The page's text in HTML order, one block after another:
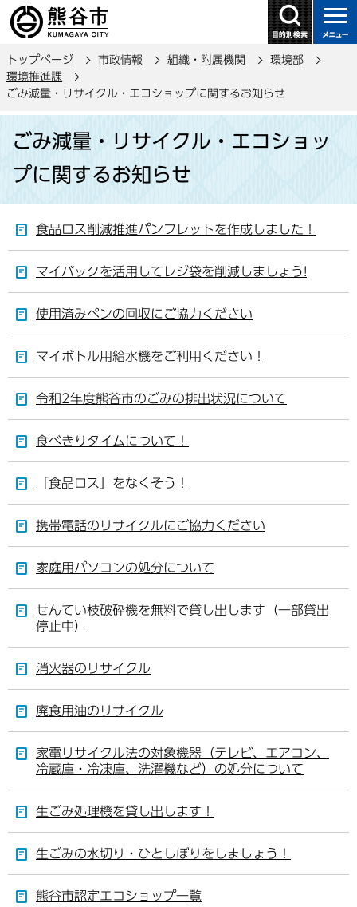
の
ー
ジ
トップページ 市政情報 組織・附属機関
環境部
環境推進課
ごみ減量・リサイクル・エコショップに関するお知らせ
か
ごみ減量・リサイクル・エコショッ
プに関するお知らせ
食品ロス削減推進パンフレットを作成しました！
マイバックを活用してレジ袋を削減しましょう!
使用済みペンの回収にご協力ください
マイボトル用給水機をご利用ください！
令和2年度熊谷市のごみの排出状況について
食べきりタイムについて！
「食品ロス」をなくそう！
携帯電話のリサイクルにご協力ください
家庭用パソコンの処分について
せんてい枝破砕機を無料で貸し出します（一部貸出
停止中）
消火器のリサイクル
廃食用油のリサイクル
家電リサイクル法の対象機器（テレビ、エアコン、
冷蔵庫・冷凍庫、洗濯機など）の処分について
生ごみ処理機を貸し出します！
生ごみの水切り・ひとしぼりをしましょう！
熊谷市認定エコショップ一覧